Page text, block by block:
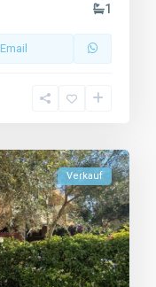
1
Email
Verkauf